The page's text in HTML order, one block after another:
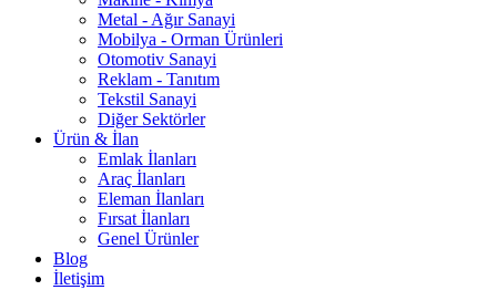
Metal - Ağır Sanayi
Mobilya - Orman Ürünleri
Otomotiv Sanayi
Reklam - Tanıtım
Tekstil Sanayi
Diğer Sektörler
Ürün & İlan
Emlak İlanları
Araç İlanları
Eleman İlanları
Fırsat İlanları
Genel Ürünler
Blog
İletişim